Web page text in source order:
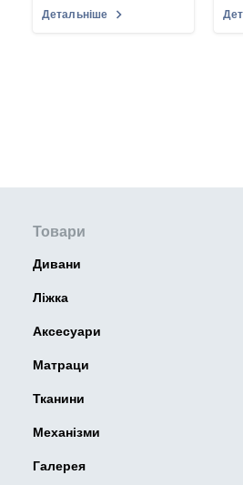
Детальніше
Товари
Дивани
Ліжка
Аксесуари
Матраци
Тканини
Механізми
Галерея